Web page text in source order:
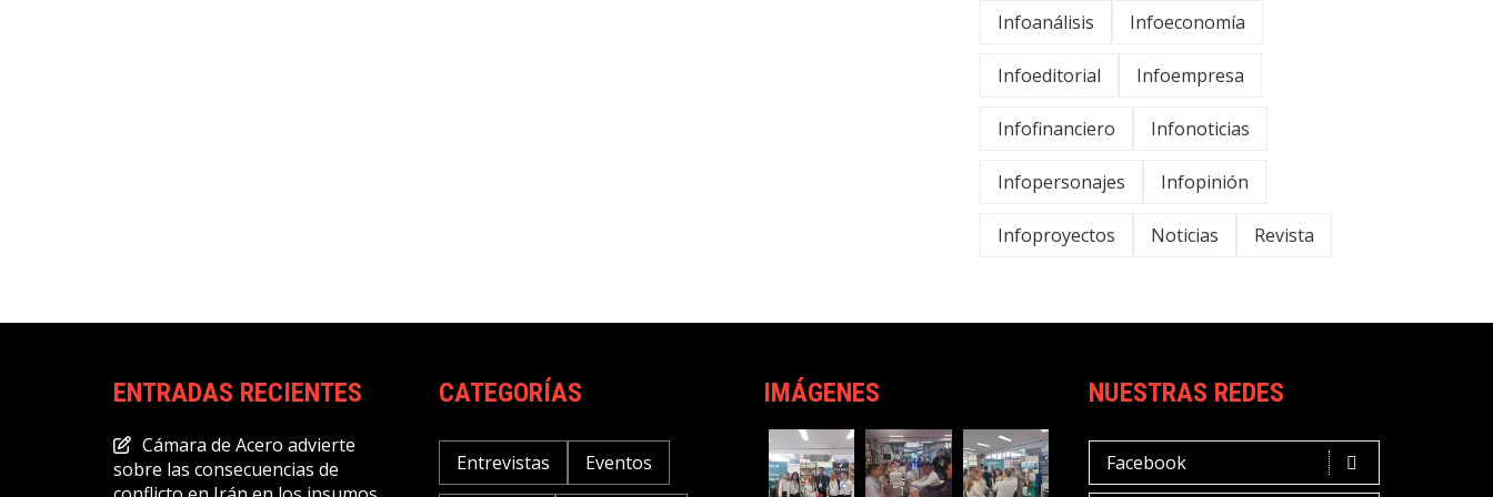
Infoanálisis Infoeconomía
Infoeditorial Infoempresa
Infofinanciero Infonoticias
Infopersonajes Infopinión
Infoproyectos Noticias Revista
ENTRADAS RECIENTES
Cámara de Acero advierte
sobre las consecuencias de
CATEGORÍAS
Entrevistas Eventos
IMÁGENES NUESTRAS REDES
Facebook